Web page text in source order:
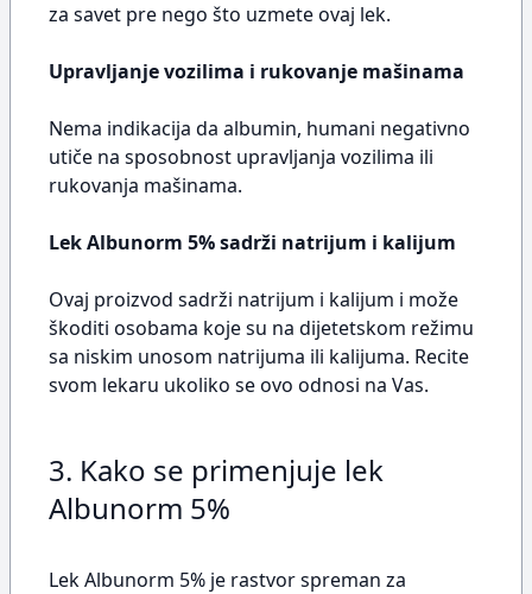
za savet pre nego što uzmete ovaj lek.
Upravljanje vozilima i rukovanje mašinama
Nema indikacija da albumin, humani negativno
utiče na sposobnost upravljanja vozilima ili
rukovanja mašinama.
Lek Albunorm 5% sadrži natrijum i kalijum
Ovaj proizvod sadrži natrijum i kalijum i može
škoditi osobama koje su na dijetetskom režimu
sa niskim unosom natrijuma ili kalijuma. Recite
svom lekaru ukoliko se ovo odnosi na Vas.
3. Kako se primenjuje lek
Albunorm 5%
Lek Albunorm 5% je rastvor spreman za